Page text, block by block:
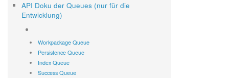
API Doku der Queues (nur für die
Entwicklung)
Workpackage Queue
Persistence Queue
Index Queue
Success Queue